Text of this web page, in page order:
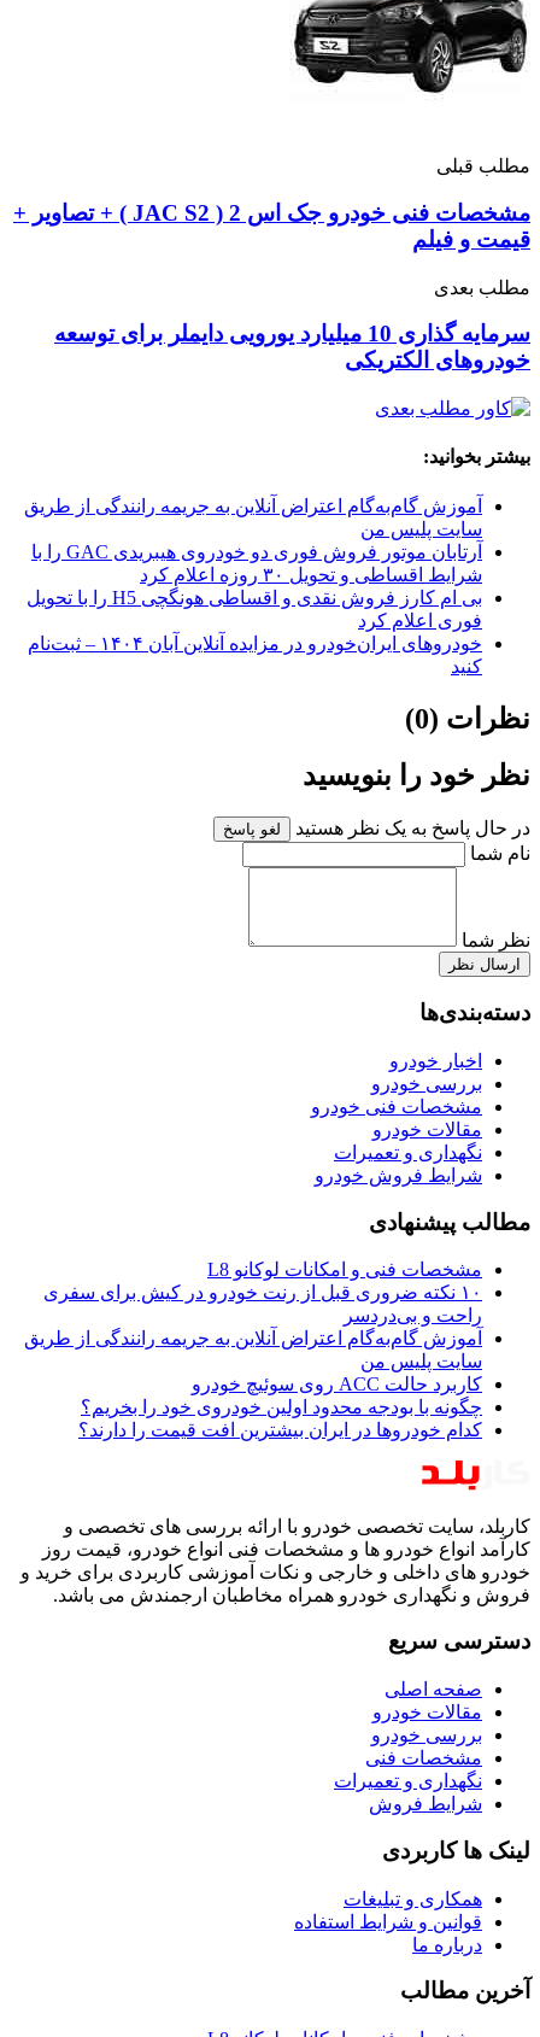
مطلب قبلی
مشخصات فنی خودرو جک اس 2 ( JAC S2 ) + تصاویر +
قیمت و فیلم
مطلب بعدی
سرمایه گذاری 10 میلیارد یورویی دایملر برای توسعه
خودروهای الکتریکی
بیشتر بخوانید:
آموزش گام‌به‌گام اعتراض آنلاین به جریمه رانندگی از طریق
سایت پلیس من
آرتابان موتور فروش فوری دو خودروی هیبریدی GAC را با
شرایط اقساطی و تحویل ۳۰ روزه اعلام کرد
بی ام کارز فروش نقدی و اقساطی هونگچی H5 را با تحویل
فوری اعلام کرد
خودروهای ایران‌خودرو در مزایده آنلاین آبان ۱۴۰۴ – ثبت‌نام
کنید
نظرات (0)
نظر خود را بنویسید
در حال پاسخ به یک نظر هستید لغو پاسخ
نام شما
نظر شما
ارسال نظر
دسته‌بندی‌ها
اخبار خودرو
بررسی خودرو
مشخصات فنی خودرو
مقالات خودرو
نگهداری و تعمیرات
شرایط فروش خودرو
مطالب پیشنهادی
مشخصات فنی و امکانات لوکانو L8
۱۰ نکته ضروری قبل از رنت خودرو در کیش برای سفری
راحت و بی‌دردسر
آموزش گام‌به‌گام اعتراض آنلاین به جریمه رانندگی از طریق
سایت پلیس من
کاربرد حالت ACC روی سوئیچ خودرو
چگونه با بودجه محدود اولین خودروی خود را بخریم؟
کدام خودروها در ایران بیشترین افت قیمت را دارند؟
کاربلد، سایت تخصصی خودرو با ارائه بررسی های تخصصی و
کارآمد انواع خودرو ها و مشخصات فنی انواع خودرو، قیمت روز
خودرو های داخلی و خارجی و نکات آموزشی کاربردی برای خرید و
فروش و نگهداری خودرو همراه مخاطبان ارجمندش می باشد.
دسترسی سریع
صفحه اصلی
مقالات خودرو
بررسی خودرو
مشخصات فنی
نگهداری و تعمیرات
شرایط فروش
لینک ها کاربردی
همکاری و تبلیغات
قوانین و شرایط استفاده
درباره ما
آخرین مطالب